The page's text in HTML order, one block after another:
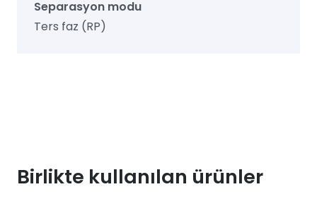
Separasyon modu
Ters faz (RP)
Birlikte kullanılan ürünler